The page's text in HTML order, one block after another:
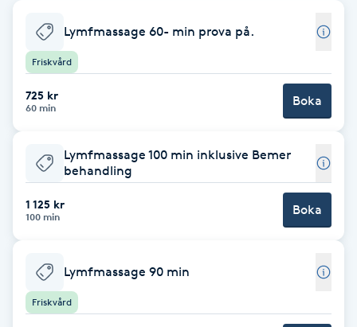
Babylights
Balayage
Barber
Barnklippning
Blowout
Lymfmassage 60- min prova på.
Friskvård
725 kr
60 min Boka
Lymfmassage 100 min inklusive Bemer
behandling
1 125 kr
100 min Boka
Lymfmassage 90 min
Friskvård